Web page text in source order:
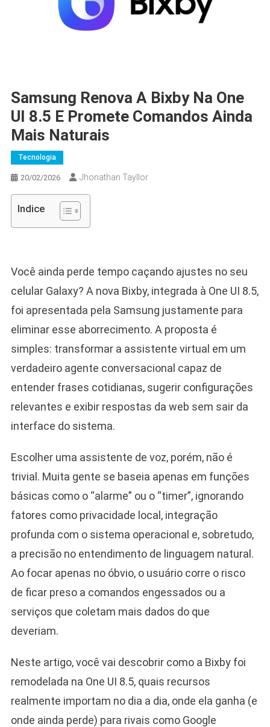
Samsung Renova A Bixby Na One
UI 8.5 E Promete Comandos Ainda
Mais Naturais
Tecnologia
20/02/2026 Jhonathan Tayllor
Indice
Você ainda perde tempo caçando ajustes no seu
celular Galaxy? A nova Bixby, integrada à One UI 8.5,
foi apresentada pela Samsung justamente para
eliminar esse aborrecimento. A proposta é
simples: transformar a assistente virtual em um
verdadeiro agente conversacional capaz de
entender frases cotidianas, sugerir configurações
relevantes e exibir respostas da web sem sair da
interface do sistema.
Escolher uma assistente de voz, porém, não é
trivial. Muita gente se baseia apenas em funções
básicas como o “alarme” ou o “timer”, ignorando
fatores como privacidade local, integração
profunda com o sistema operacional e, sobretudo,
a precisão no entendimento de linguagem natural.
Ao focar apenas no óbvio, o usuário corre o risco
de ficar preso a comandos engessados ou a
serviços que coletam mais dados do que
deveriam.
Neste artigo, você vai descobrir como a Bixby foi
remodelada na One UI 8.5, quais recursos
realmente importam no dia a dia, onde ela ganha (e
onde ainda perde) para rivais como Google